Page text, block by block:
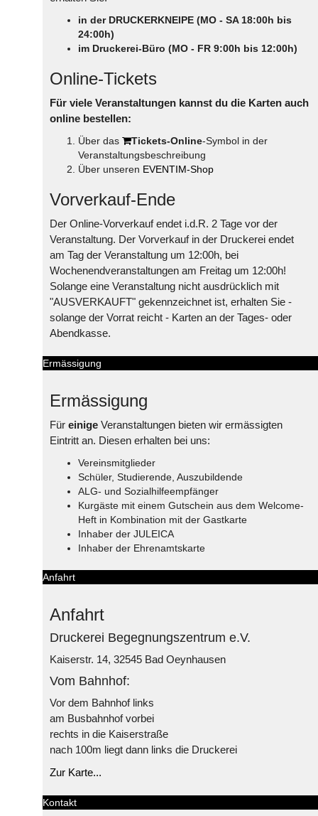
in der DRUCKERKNEIPE (MO - SA 18:00h bis
24:00h)
im Druckerei-Büro (MO - FR 9:00h bis 12:00h)
Online-Tickets
Für viele Veranstaltungen kannst du die Karten auch
online bestellen:
Über das Tickets-Online-Symbol in der
Veranstaltungsbeschreibung
Über unseren EVENTIM-Shop
Vorverkauf-Ende
Der Online-Vorverkauf endet i.d.R. 2 Tage vor der
Veranstaltung. Der Vorverkauf in der Druckerei endet
am Tag der Veranstaltung um 12:00h, bei
Wochenendveranstaltungen am Freitag um 12:00h!
Solange eine Veranstaltung nicht ausdrücklich mit
"AUSVERKAUFT" gekennzeichnet ist, erhalten Sie -
solange der Vorrat reicht - Karten an der Tages- oder
Abendkasse.
Ermässigung
Ermässigung
Für einige Veranstaltungen bieten wir ermässigten
Eintritt an. Diesen erhalten bei uns:
Vereinsmitglieder
Schüler, Studierende, Auszubildende
ALG- und Sozialhilfeempfänger
Kurgäste mit einem Gutschein aus dem Welcome-
Heft in Kombination mit der Gastkarte
Inhaber der JULEICA
Inhaber der Ehrenamtskarte
Anfahrt
Anfahrt
Druckerei Begegnungszentrum e.V.
Kaiserstr. 14, 32545 Bad Oeynhausen
Vom Bahnhof:
Vor dem Bahnhof links
am Busbahnhof vorbei
rechts in die Kaiserstraße
nach 100m liegt dann links die Druckerei
Zur Karte...
Kontakt